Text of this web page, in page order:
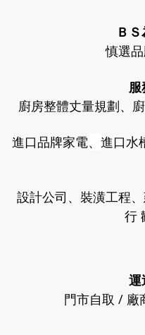
Ｂ
慎選
服
廚房整體丈量規劃、
進口品牌家電、 進口水
設計公司、裝潢工程
行
運
門市自取 / 廠